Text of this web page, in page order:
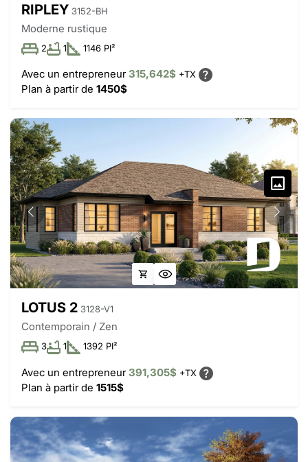
RIPLEY 3152-BH
Moderne rustique
2 1 1146 PI²
Avec un entrepreneur315,642$ +TX
Plan à partir de 1450$
LOTUS 2 3128-V1
Contemporain / Zen
3 1 1392 PI²
Avec un entrepreneur391,305$ +TX
Plan à partir de 1515$